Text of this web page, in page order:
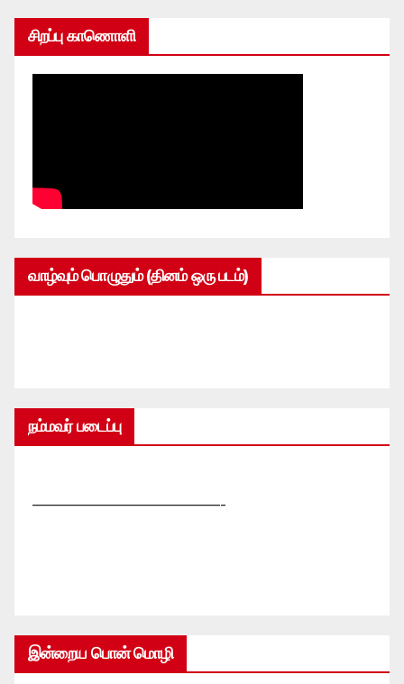
சிறப்பு காணொளி
வாழ்வும் பொழுதும் (தினம் ஒரு படம்)
நம்மவர் படைப்பு
—————————————-
இன்றைய பொன் மொழி